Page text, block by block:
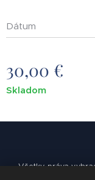
Dátum
30,00 €
Skladom
Všetky práva